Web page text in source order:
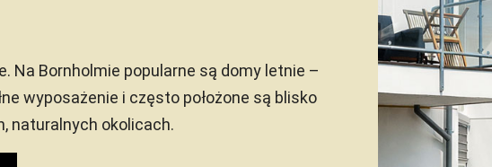
Na Bornholmie popularne są domy letnie –
wyposażenie i często położone są blisko
naturalnych okolicach.